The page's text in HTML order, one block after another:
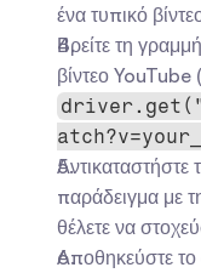
ένα τυπικό
Βρείτε τη
Αντικαταστήστε
παράδειγμα με
θέλετε να
Αποθηκεύστε το